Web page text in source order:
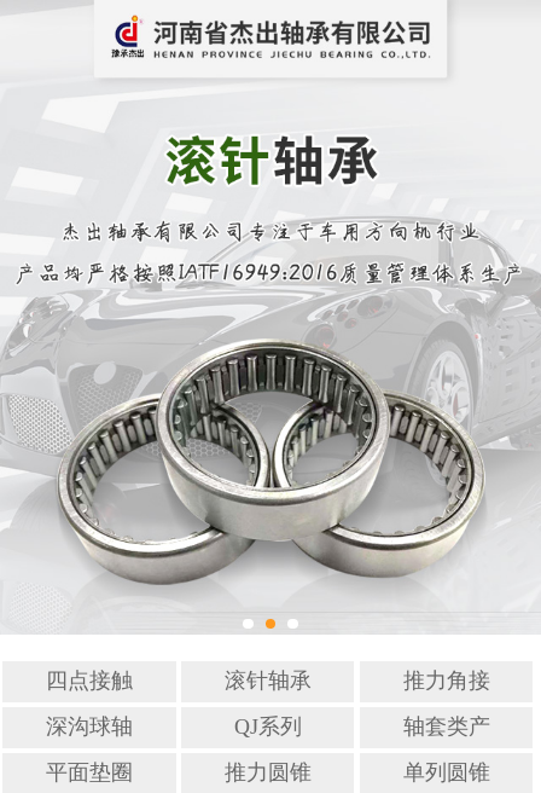
网站首页
滚针轴承
推力角接触球轴承
深沟球轴承
QJ系列四点接触球轴承
轴套类产品
平面垫圈
推力圆锥滚子轴承
单列圆锥滚子轴承
四点接触
螺杆轴承
滚针轴承
推力角接
触球轴承
深沟球轴
承
QJ系列
四点接触
轴套类产
品
平面垫圈
推力圆锥
单列圆锥